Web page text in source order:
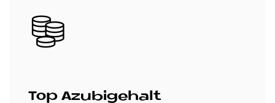
Bild
Top Azu­bi­ge­halt